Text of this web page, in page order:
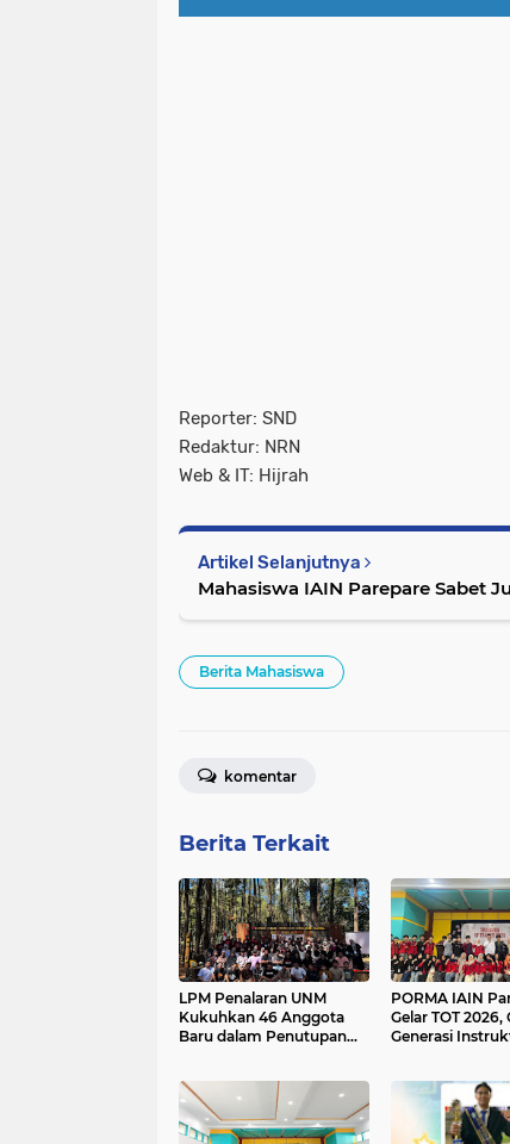
Reporter: SND
Redaktur: NRN
Web & IT: Hijrah
Artikel Selanjutnya
Mahasiswa IAIN Parepare Sabet
Berita Mahasiswa
komentar
Berita Terkait
LPM Penalaran UNM
Kukuhkan 46 Anggota
Baru dalam Penutupan
PORMA IAIN
Gelar TOT 2026,
Generasi